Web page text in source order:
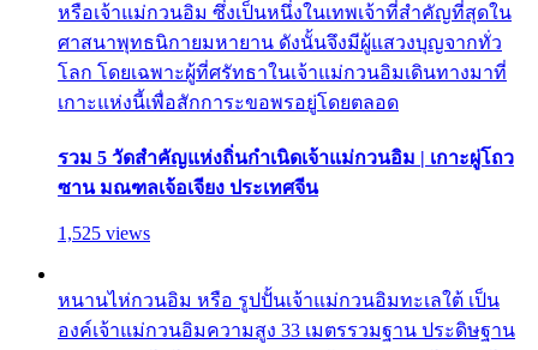
หรือเจ้าแม่กวนอิม ซึ่งเป็นหนึ่งในเทพเจ้าที่สำคัญที่สุดใน
ศาสนาพุทธนิกายมหายาน ดังนั้นจึงมีผู้แสวงบุญจากทั่ว
โลก โดยเฉพาะผู้ที่ศรัทธาในเจ้าแม่กวนอิมเดินทางมาที่
เกาะแห่งนี้เพื่อสักการะขอพรอยู่โดยตลอด
รวม 5 วัดสำคัญแห่งถิ่นกำเนิดเจ้าแม่กวนอิม | เกาะผู่โถว
ซาน มณฑลเจ้อเจียง ประเทศจีน
1,525 views
หนานไห่กวนอิม หรือ รูปปั้นเจ้าแม่กวนอิมทะเลใต้ เป็น
องค์เจ้าแม่กวนอิมความสูง 33 เมตรรวมฐาน ประดิษฐาน